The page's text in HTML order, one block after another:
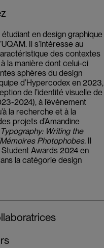
en design graphique
Il s’intéresse au
des contextes
la manière dont celui-ci
sphères du design
d’Hypercodex en 2023,
de l’identité visuelle de
2024), à l’événement
la recherche et à la
projets d’Amandine
Writing the
Photophobes. Il
Student Awards 2024 en
la catégorie design